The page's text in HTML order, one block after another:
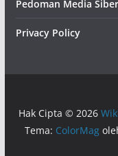
Pedoman Media Siber
Privacy Policy
Hak Cipta © 2026
Tema: ColorMag